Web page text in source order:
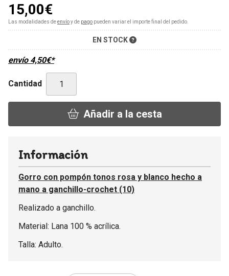
15,00€
Las modalidades deenvíoy de pago pueden variar el importe final del pedido.
EN STOCK
envío 4,50€*
Cantidad
Añadir a la cesta
Información
Gorro con pompón tonos rosa y blanco hecho a
mano a ganchillo-crochet (10)
Realizado a ganchillo.
Material: Lana 100 % acrílica.
Talla: Adulto.